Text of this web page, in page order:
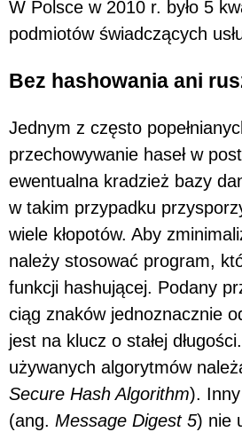
W Polsce w 2010 r. było 5
podmiotów świadczących
Bez hashowania ani
Jednym z często
przechowywanie haseł w
ewentualna kradzież bazy
w takim przypadku
wiele kłopotów. Aby
należy stosować program,
funkcji hashującej. Podany
ciąg znaków jednoznacznie
jest na klucz o stałej
używanych algorytmów
Secure Hash Algorithm).
(ang. Message Digest 5) nie